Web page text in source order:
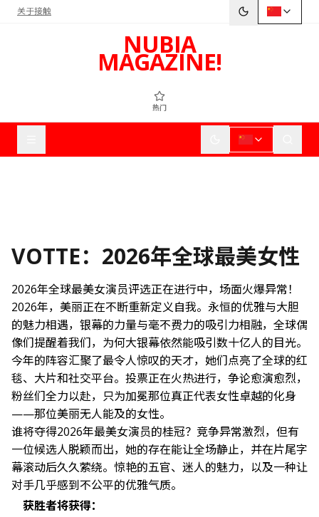
关于接触
NUBIA
MAGAZINE!
热门
VOTTE：2026年全球最美女性
2026年全球最美女演员评选正在进行中，场面火爆异常！
2026年，美丽正在不断重新定义自我。永恒的优雅与大胆
的魅力相遇，银幕的力量与毫不费力的吸引力相融，全球偶
像们提醒着我们，为何大银幕依然能吸引数十亿人的目光。
今年的阵容汇聚了最令人惊叹的天才，她们点亮了全球的红
毯、大片和社交平台。投票正在火热进行，争论愈演愈烈，
粉丝们全力以赴，只为加冕那位真正代表女性卓越的化身
——那位美丽无人能及的女性。
谁将夺得2026年最美女演员的桂冠？竞争异常激烈，但有
一位候选人脱颖而出，她的存在能让全场静止，并在片尾字
幕滚动后久久萦绕。惊艳的五官、迷人的魅力，以及一种让
对手几乎感到不公平的优雅气质。
获胜者将获得：